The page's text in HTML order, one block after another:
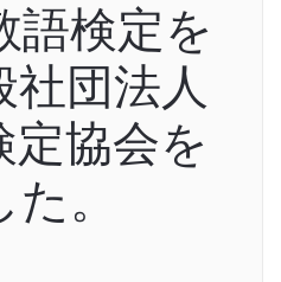
語検定を
団法人
定協会を
。